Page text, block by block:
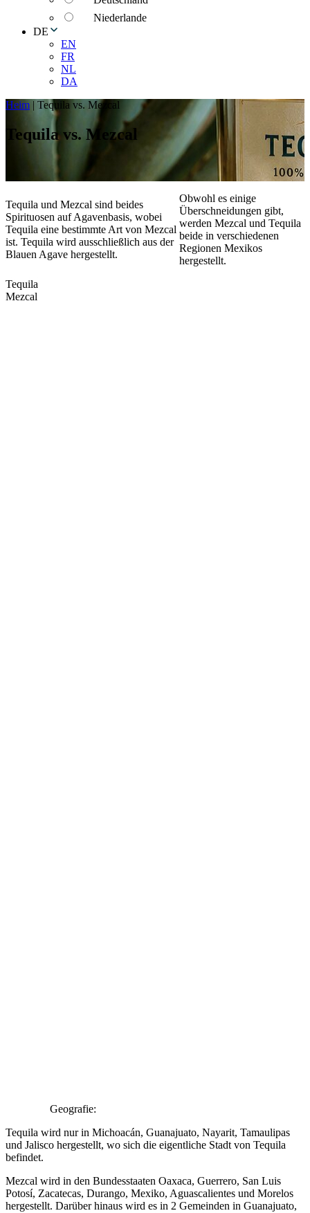
Niederlande
DE
EN
FR
NL
DA
Heim | Tequila vs. Mezcal
Tequila vs. Mezcal
Tequila und Mezcal sind beides
Spirituosen auf Agavenbasis, wobei
Tequila eine bestimmte Art von Mezcal
ist. Tequila wird ausschließlich aus der
Blauen Agave hergestellt.
Obwohl es einige
Überschneidungen gibt,
werden Mezcal und Tequila
beide in verschiedenen
Regionen Mexikos
hergestellt.
Tequila
Mezcal
Geografie:
Tequila wird nur in Michoacán, Guanajuato, Nayarit, Tamaulipas
und Jalisco hergestellt, wo sich die eigentliche Stadt von Tequila
befindet.
Mezcal wird in den Bundesstaaten Oaxaca, Guerrero, San Luis
Potosí, Zacatecas, Durango, Mexiko, Aguascalientes und Morelos
hergestellt. Darüber hinaus wird es in 2 Gemeinden in Guanajuato,